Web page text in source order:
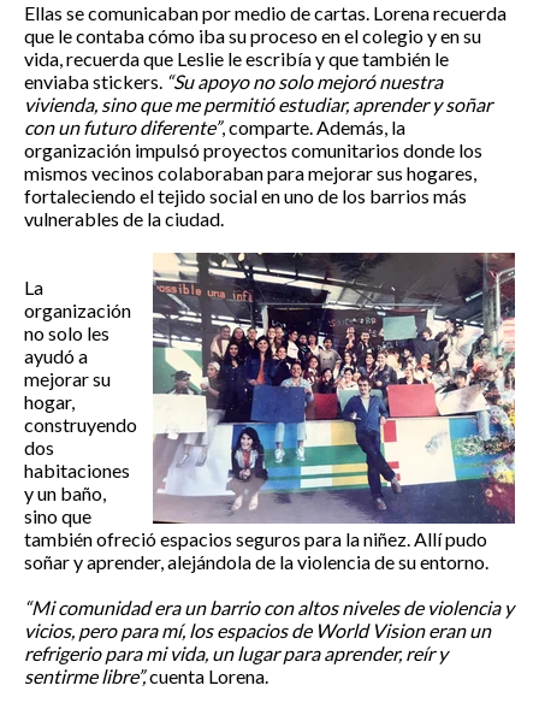
Ellas se comunicaban por medio de cartas. Lorena recuerda
que le contaba cómo iba su proceso en el colegio y en su
vida, recuerda que Leslie le escribía y que también le
enviaba stickers. “Su apoyo no solo mejoró nuestra
vivienda, sino que me permitió estudiar, aprender y soñar
con un futuro diferente”, comparte. Además, la
organización impulsó proyectos comunitarios donde los
mismos vecinos colaboraban para mejorar sus hogares,
fortaleciendo el tejido social en uno de los barrios más
vulnerables de la ciudad.
La
organización
no solo les
ayudó a
mejorar su
hogar,
construyendo
dos
habitaciones
y un baño,
sino que
también ofreció espacios seguros para la niñez. Allí pudo
soñar y aprender, alejándola de la violencia de su entorno.
“Mi comunidad era un barrio con altos niveles de violencia y
vicios, pero para mí, los espacios de World Vision eran un
refrigerio para mi vida, un lugar para aprender, reír y
sentirme libre”,cuenta Lorena.